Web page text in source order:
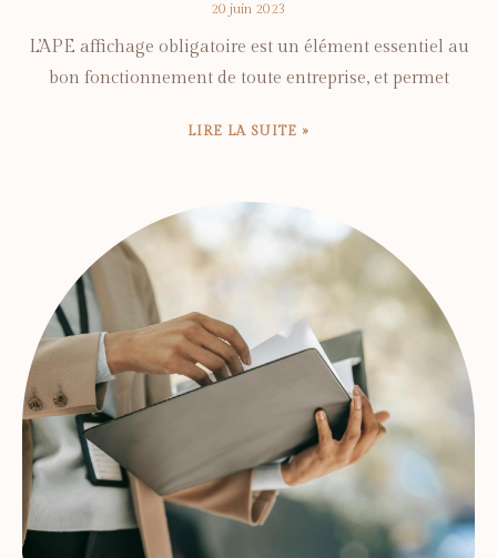
20 juin 2023
L’APE affichage obligatoire est un élément essentiel au
bon fonctionnement de toute entreprise, et permet
LIRE LA SUITE »